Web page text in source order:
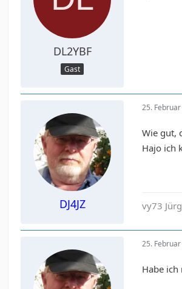
DL2YBF
Gast
DJ4JZ
25.
Wie gut,
Hajo ich
vy73
25.
Habe